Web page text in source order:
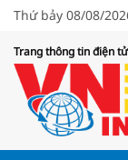
Thứ bảy 08/08/
Trang thông tin điện